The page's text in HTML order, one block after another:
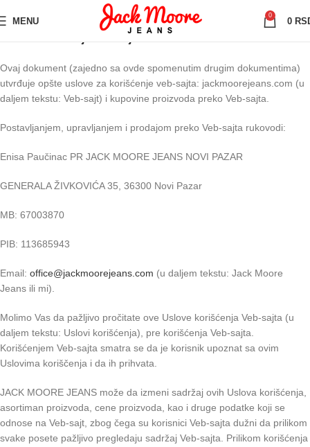
MENU
0
0
Ovaj dokument (zajedno sa ovde spomenutim drugim dokumentima)
utvrđuje opšte uslove za korišćenje veb-sajta: jackmoorejeans.com (u
daljem tekstu: Veb-sajt) i kupovine proizvoda preko Veb-sajta.
Postavljanjem, upravljanjem i prodajom preko Veb-sajta rukovodi:
Enisa Paučinac PR JACK MOORE JEANS NOVI PAZAR
GENERALA ŽIVKOVIĆA 35, 36300 Novi Pazar
MB: 67003870
PIB: 113685943
Email: office@jackmoorejeans.com (u daljem tekstu: Jack Moore
Jeans ili mi).
Molimo Vas da pažljivo pročitate ove Uslove korišćenja Veb-sajta (u
daljem tekstu: Uslovi korišćenja), pre korišćenja Veb-sajta.
Korišćenjem Veb-sajta smatra se da je korisnik upoznat sa ovim
Uslovima koriščenja i da ih prihvata.
JACK MOORE JEANS može da izmeni sadržaj ovih Uslova korišćenja,
asortiman proizvoda, cene proizvoda, kao i druge podatke koji se
odnose na Veb-sajt, zbog čega su korisnici Veb-sajta dužni da prilikom
svake posete pažljivo pregledaju sadržaj Veb-sajta. Prilikom korišćenja